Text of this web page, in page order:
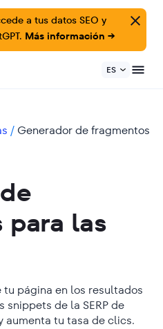
a tus datos SEO y
Más información →
ES
/ Generador de fragmentos
para las
página en los resultados
de la SERP de
aumenta tu tasa de clics.